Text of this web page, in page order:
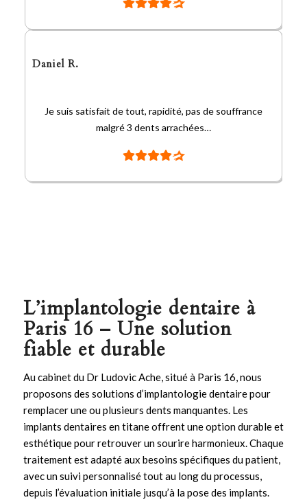
Daniel R.
Je suis satisfait de tout, rapidité, pas de souffrance
malgré 3 dents arrachées…
L’implantologie dentaire à
Paris 16 – Une solution
fiable et durable
Au cabinet du Dr Ludovic Ache, situé à Paris 16, nous
proposons des solutions d’implantologiedentaire pour
remplacer une ou plusieurs dents manquantes. Les
implants dentaires en titane offrent une option durable et
esthétique pour retrouver un sourire harmonieux. Chaque
traitement est adapté aux besoins spécifiques du patient,
avec un suivi personnalisé tout au long du processus,
depuis l’évaluation initiale jusqu’à la pose des implants.